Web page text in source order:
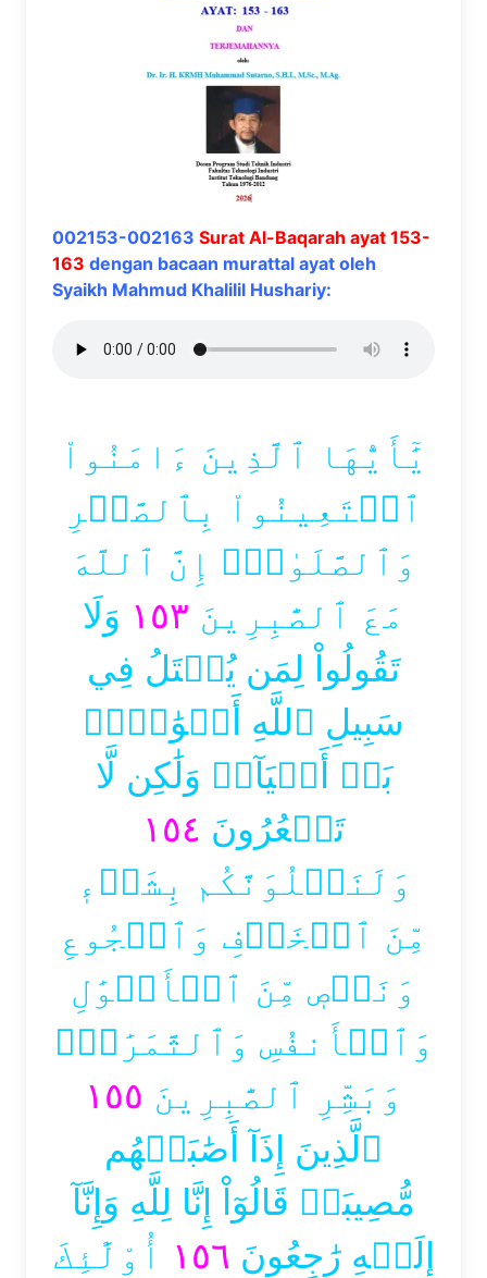
002153-002163 Surat Al-Baqarah ayat 153-
163 dengan bacaan murattal ayat oleh
Syaikh Mahmud Khalilil Hushariy:
يَٰٓأَيُّهَا ٱلَّذِينَ ءَامَنُواْ
ٱسۡتَعِينُواْ بِٱلصَّبۡرِ
وَٱلصَّلَوٰةِۚ إِنَّ ٱللَّهَ
مَعَ ٱلصَّٰبِرِينَ ١٥٣ وَلَا
تَقُولُواْ لِمَن يُقۡتَلُ فِي
سَبِيلِ ٱللَّهِ أَمۡوَٰتُۢۚ
بَلۡ أَحۡيَآءٞ وَلَٰكِن لَّا
تَشۡعُرُونَ ١٥٤
وَلَنَبۡلُوَنَّكُم بِشَيۡءٖ
مِّنَ ٱلۡخَوۡفِ وَٱلۡجُوعِ
وَنَقۡصٖ مِّنَ ٱلۡأَمۡوَٰلِ
وَٱلۡأَنفُسِ وَٱلثَّمَرَٰتِۗ
وَبَشِّرِ ٱلصَّٰبِرِينَ ١٥٥
ٱلَّذِينَ إِذَآ أَصَٰبَتۡهُم
مُّصِيبَةٞ قَالُوٓاْ إِنَّا لِلَّهِ وَإِنَّآ
إِلَيۡهِ رَٰجِعُونَ ١٥٦ أُوْلَٰٓئِكَ